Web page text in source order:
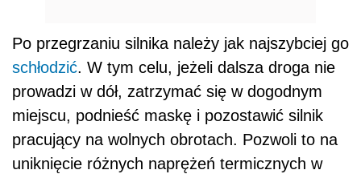
Po przegrzaniu silnika należy jak najszybciej go
schłodzić. W tym celu, jeżeli dalsza droga nie
prowadzi w dół, zatrzymać się w dogodnym
miejscu, podnieść maskę i pozostawić silnik
pracujący na wolnych obrotach. Pozwoli to na
uniknięcie różnych naprężeń termicznych w